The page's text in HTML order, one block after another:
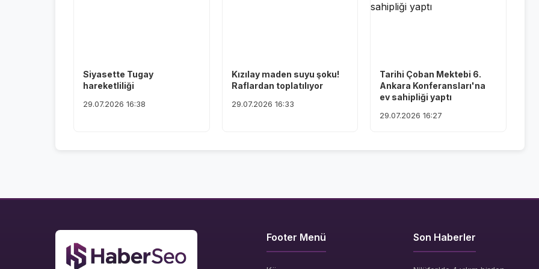
Siyasette Tugay
hareketliliği
29.07.2026 16:38
Kızılay maden suyu şoku!
Raflardan toplatılıyor
29.07.2026 16:33
Tarihi Çoban Mektebi 6.
Ankara Konferansları'na
ev sahipliği yaptı
29.07.2026 16:27
Footer Menü Son Haberler